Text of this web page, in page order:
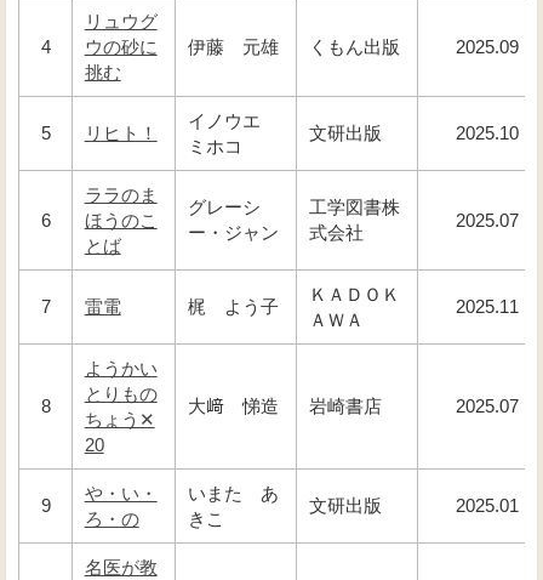
4
リュウグ
ウの砂に
挑む
伊藤 元雄 くもん出版 2025.09
5 リヒト！
イノウエ
ミホコ
文研出版 2025.10
6
ララのま
ほうのこ
とば
グレーシ
ー・ジャン
工学図書株
式会社
2025.07
7 雷電 梶 よう子
ＫＡＤＯＫ
ＡＷＡ
2025.11
8
ようかい
とりもの
ちょう✕
20
大﨑 悌造 岩崎書店 2025.07
9
や・い・
ろ・の
いまた あ
きこ
文研出版 2025.01
名医が教